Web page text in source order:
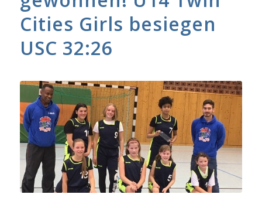
Cities Girls besiegen
USC 32:26